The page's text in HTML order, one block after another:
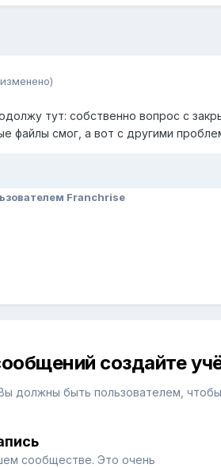
тут: собственно вопрос с
файлы смог, а вот с другими
Franchrise
создайте
должны быть пользователем,
сообществе. Это очень